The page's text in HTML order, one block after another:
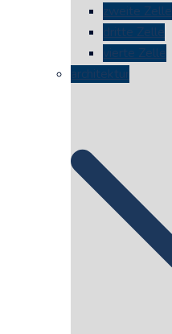
zweite Zelle
dritte Zelle
vierte Zelle
architektur